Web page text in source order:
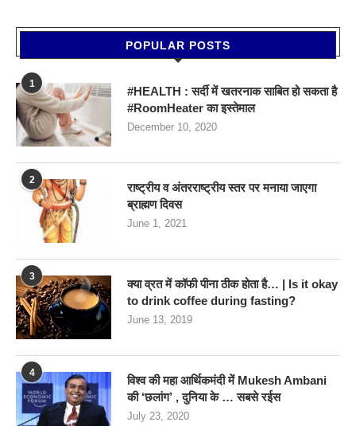
POPULAR POSTS
1
#HEALTH : सर्दी में खतरनाक साबित हो सकता है
#RoomHeater का इस्तेमाल
December 10, 2020
2
राष्ट्रीय व अंतरराष्ट्रीय स्तर पर मनाया जाएगा
ब्राह्मण दिवस
June 1, 2021
3
क्या व्रत में कॉफी पीना ठीक होता है… | Is it okay
to drink coffee during fasting?
June 13, 2019
4
विश्व की महा आर्थिकमंदी में Mukesh Ambani
की ‘छलांग’ , दुनिया के … सबसे रईस
July 23, 2020